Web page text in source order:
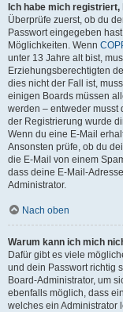
Ich habe mich registriert,
Überprüfe zuerst, ob du
Passwort eingegeben
Möglichkeiten. Wenn
unter 13 Jahre alt bist,
Erziehungsberechtigten
dies nicht der Fall ist,
einigen Boards müssen
werden – entweder musst
der Registrierung wurde
Wenn du eine E-Mail
Ansonsten prüfe, ob du
die E-Mail von einem
dass deine E-Mail-
Administrator.
Nach oben
Warum kann ich mich
Dafür gibt es viele
und dein Passwort richtig
Board-Administrator, um
ebenfalls möglich, dass
welches ein Administrator